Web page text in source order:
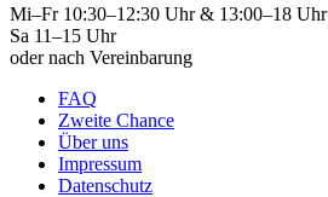
Mi–Fr 10:30–12:30 Uhr & 13:00–18 Uhr
Sa 11–15 Uhr
oder nach Vereinbarung
FAQ
Zweite Chance
Über uns
Impressum
Datenschutz